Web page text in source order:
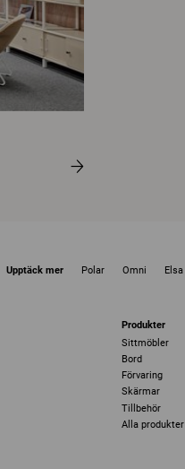
Upptäck mer Polar Omni Elsa
Produkter
Sittmöbler
Bord
Förvaring
Skärmar
Tillbehör
Alla produkter